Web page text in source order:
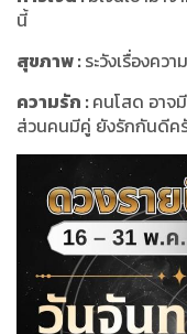
นี้
สุขภาพ:ระวังเรื่องคว
ความรัก :คนโสด อาจ
ส่วนคนมีคู่ ยังรักกันดีค